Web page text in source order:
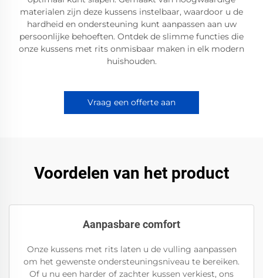
materialen zijn deze kussens instelbaar, waardoor u de
hardheid en ondersteuning kunt aanpassen aan uw
persoonlijke behoeften. Ontdek de slimme functies die
onze kussens met rits onmisbaar maken in elk modern
huishouden.
Vraag een offerte aan
Voordelen van het product
Aanpasbare comfort
Onze kussens met rits laten u de vulling aanpassen
om het gewenste ondersteuningsniveau te bereiken.
Of u nu een harder of zachter kussen verkiest, ons